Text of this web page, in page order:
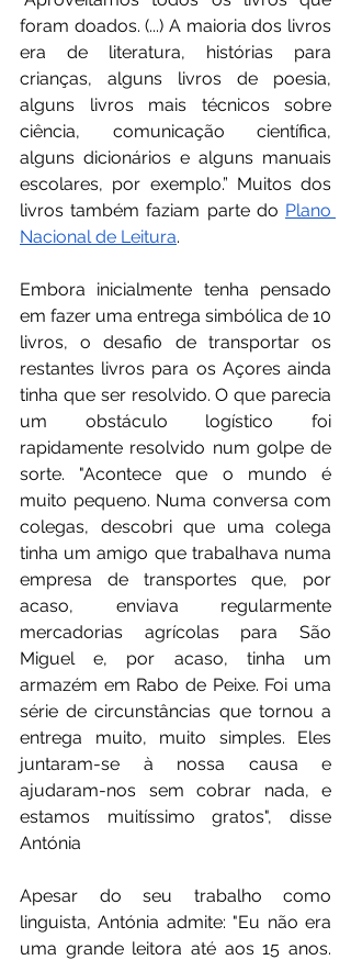
foram doados. (...) A maioria dos livros
era de literatura, histórias para
crianças, alguns livros de poesia,
alguns livros mais técnicos sobre
ciência, comunicação científica,
alguns dicionários e alguns manuais
escolares, por exemplo.” Muitos dos
livros também faziam parte do Plano
Nacional de Leitura.
Embora inicialmente tenha pensado
em fazer uma entrega simbólica de 10
livros, o desafio de transportar os
restantes livros para os Açores ainda
tinha que ser resolvido. O que parecia
um obstáculo logístico foi
rapidamente resolvido num golpe de
sorte. "Acontece que o mundo é
muito pequeno. Numa conversa com
colegas, descobri que uma colega
tinha um amigo que trabalhava numa
empresa de transportes que, por
acaso, enviava regularmente
mercadorias agrícolas para São
Miguel e, por acaso, tinha um
armazém em Rabo de Peixe. Foi uma
série de circunstâncias que tornou a
entrega muito, muito simples. Eles
juntaram-se à nossa causa e
ajudaram-nos sem cobrar nada, e
estamos muitíssimo gratos", disse
Antónia
Apesar do seu trabalho como
linguista, Antónia admite: "Eu não era
uma grande leitora até aos 15 anos.